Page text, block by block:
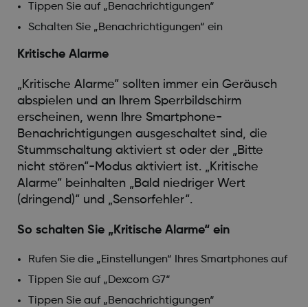
Tippen Sie auf „Benachrichtigungen“
Schalten Sie „Benachrichtigungen“ ein
Kritische Alarme
„Kritische Alarme“ sollten immer ein Geräusch
abspielen und an Ihrem Sperrbildschirm
erscheinen, wenn Ihre Smartphone-
Benachrichtigungen ausgeschaltet sind, die
Stummschaltung aktiviert st oder der „Bitte
nicht stören“-Modus aktiviert ist. „Kritische
Alarme“ beinhalten „Bald niedriger Wert
(dringend)“ und „Sensorfehler“.
So schalten Sie „Kritische Alarme“ ein
Rufen Sie die „Einstellungen“ Ihres Smartphones auf
Tippen Sie auf „Dexcom G7“
Tippen Sie auf „Benachrichtigungen“